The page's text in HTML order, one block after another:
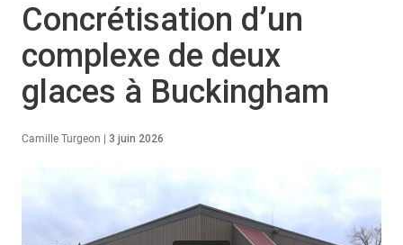
Concrétisation d’un
complexe de deux
glaces à Buckingham
Camille Turgeon 3 juin 2026